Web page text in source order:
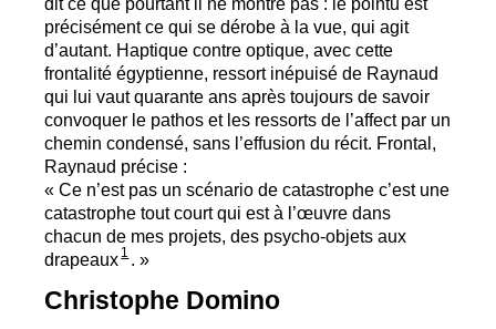
précisément ce qui se dérobe à la vue, qui agit
d’autant. Haptique contre optique, avec cette
frontalité égyptienne, ressort inépuisé de Raynaud
qui lui vaut quarante ans après toujours de savoir
convoquer le pathos et les ressorts de l’affect par un
chemin condensé, sans l’effusion du récit. Frontal,
Raynaud précise :
« Ce n’est pas un scénario de catastrophe c’est une
catastrophe tout court qui est à l’œuvre dans
chacun de mes projets, des psycho-objets aux
drapeaux 1 . »
Christophe Domino